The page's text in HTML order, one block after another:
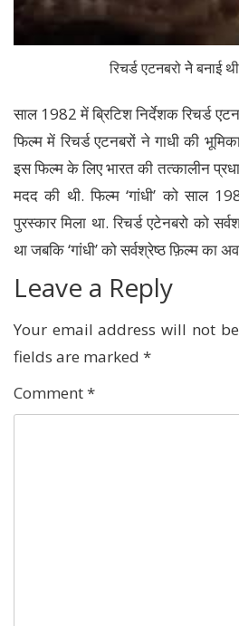
रिचर्ड एटनबरो नेे बनाई
साल 1982 में ब्रिटिश निर्देशक रिचर्ड
फिल्म में रिचर्ड एटनबरों ने गाधी की
इस फिल्म के लिए भारत की तत्कालीन
मदद की थी. फिल्म ‘गांधी’ को साल
पुरस्कार मिला था. रिचर्ड एटेनबरो को
था जबकि ‘गांधी’ को सर्वश्रेष्ठ फ़िल्म का
Leave a Reply
Your email address will not
fields are marked *
Comment*